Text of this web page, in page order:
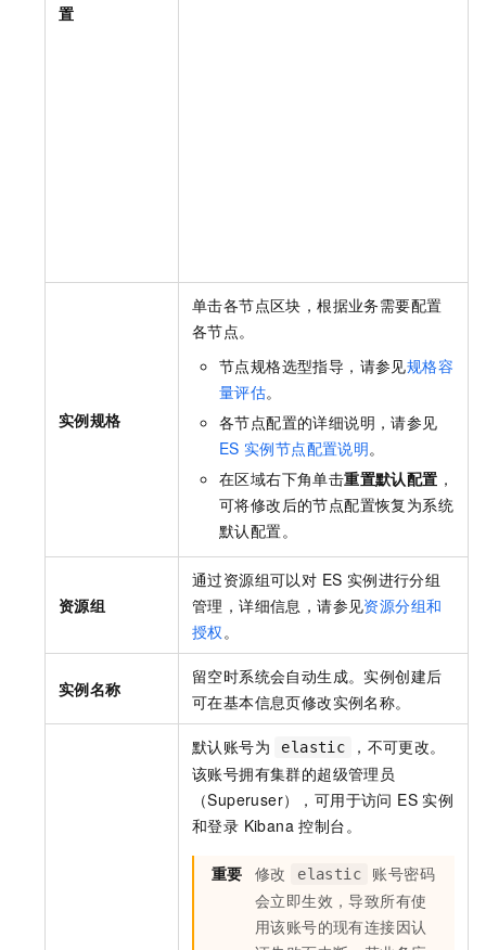
置
实例规格
单击各节点区块，根据业务需要配置
各节点。
节点规格选型指导，请参见规格容
量评估。
各节点配置的详细说明，请参见
ES 实例节点配置说明。
在区域右下角单击重置默认配置 ，
可将修改后的节点配置恢复为系统
默认配置。
资源组
通过资源组可以对 ES 实例进行分组
管理，详细信息，请参见资源分组和
授权。
实例名称
留空时系统会自动生成。实例创建后
可在基本信息页修改实例名称。
默认账号为 elastic
，不可更改。
该账号拥有集群的超级管理员
（Superuser），可用于访问 ES 实例
和登录 Kibana 控制台。
重要 修改 elastic
账号密码
会立即生效，导致所有使
用该账号的现有连接因认